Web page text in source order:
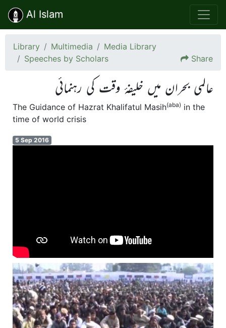
Al Islam
Library Multimedia
Media Library
Speeches by Scholars
Share
عالمی بحران میں خلیفہٴ وقت کی رہنمائی
The Guidance of Hazrat Khalifatul Masih(aba) in the
time of world crisis
5 Sep 2016